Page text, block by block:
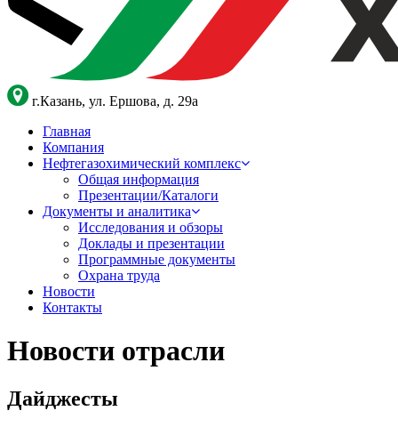
г.Казань, ул. Ершова, д. 29а
Главная
Компания
Нефтегазохимический комплекс
Общая информация
Презентации/Каталоги
Документы и аналитика
Исследования и обзоры
Доклады и презентации
Программные документы
Охрана труда
Новости
Контакты
Новости отрасли
Дайджесты